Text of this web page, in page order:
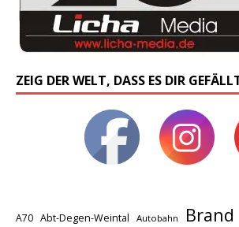
ZEIG DER WELT, DASS ES DIR
A70 Abt-Degen-Weintal Autobahn Brand